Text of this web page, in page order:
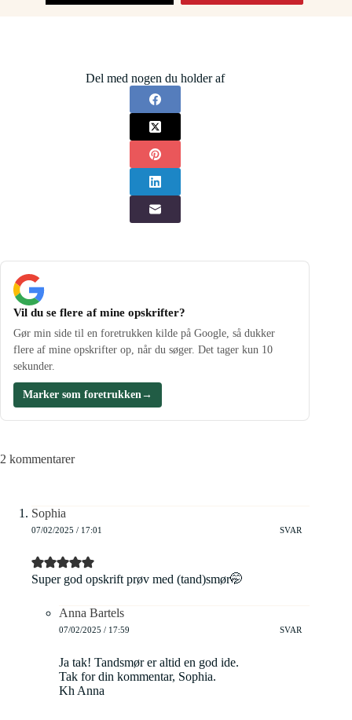
Del med nogen du holder af
Vil du se flere af mine opskrifter?
Gør min side til en foretrukken kilde på Google, så dukker
flere af mine opskrifter op, når du søger. Det tager kun 10
sekunder.
Marker som foretrukken →
2 kommentarer
Sophia
07/02/2025 / 17:01 SVAR
Super god opskrift prøv med (tand)smør🤭
Anna Bartels
07/02/2025 / 17:59 SVAR
Ja tak! Tandsmør er altid en god ide.
Tak for din kommentar, Sophia.
Kh Anna